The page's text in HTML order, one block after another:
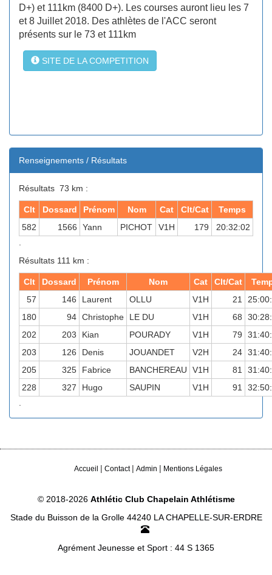
D+) et 111km (8400 D+). Les courses auront lieu les 7
et 8 Juillet 2018. Des athlètes de l'ACC seront
présents sur le 73 et 111km
SITE DE LA COMPETITION
Renseignements / Résultats
Résultats 73 km :
Clt Dossard Prénom Nom Cat Clt/Cat
Temps
582
1566 Yann PICHOT V1H 179
20:32:02
Résultats 111 km :
Clt Dossard Prénom Nom Cat Clt/Cat
57
146 Laurent OLLU V1H 21
180
94 Christophe LE DU V1H 68
202
203 Kian POURADY V1H 79
203
126 Denis JOUANDET V2H 24
205
325 Fabrice BANCHEREAU V1H 81
228
327 Hugo SAUPIN V1H 91
Accueil |Contact|Admin | Mentions Légales
© 2018-2026 Athlétic Club Chapelain Athlétisme
Stade du Buisson de la Grolle 44240 LA CHAPELLE-SUR-ERDRE
Agrément Jeunesse et Sport : 44 S 1365